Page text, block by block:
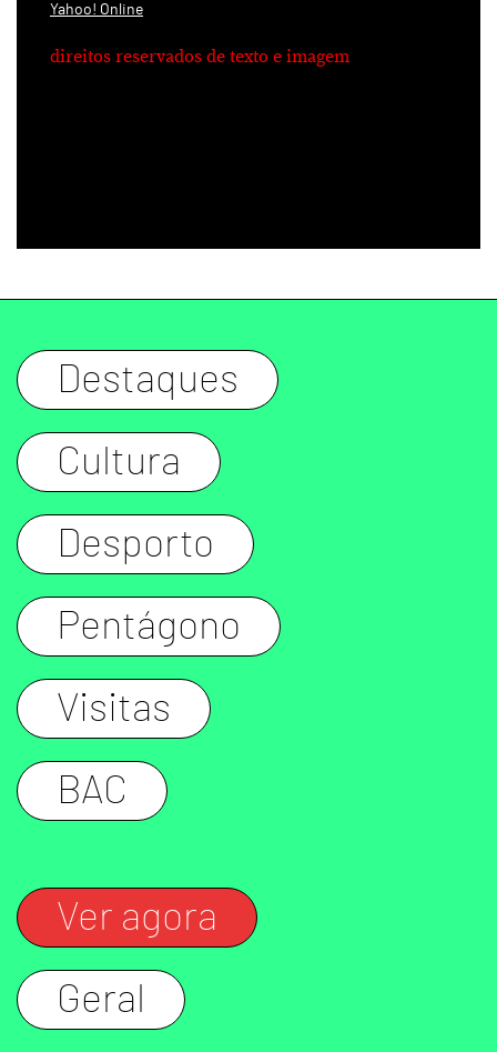
Yahoo! Online
direitos reservados de texto e imagem
Destaques
Cultura
Desporto
Pentágono
Visitas
BAC
Ver agora
Geral